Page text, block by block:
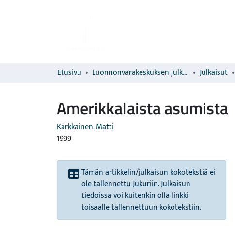
Etusivu Luonnonvarakeskuksen julkaisut Julkaisut
Amerikkalaista asumista
Kärkkäinen, Matti
1999
Tämän artikkelin/julkaisun kokotekstiä ei
ole tallennettu Jukuriin. Julkaisun
tiedoissa voi kuitenkin olla linkki
toisaalle tallennettuun kokotekstiin.